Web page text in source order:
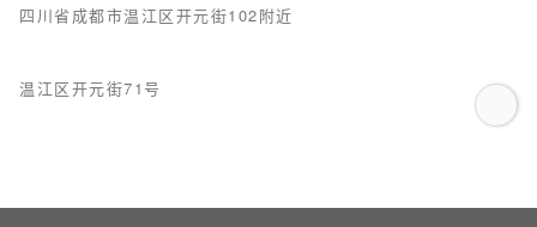
四川省成都市温江区开元街102附近
温江区开元街71号